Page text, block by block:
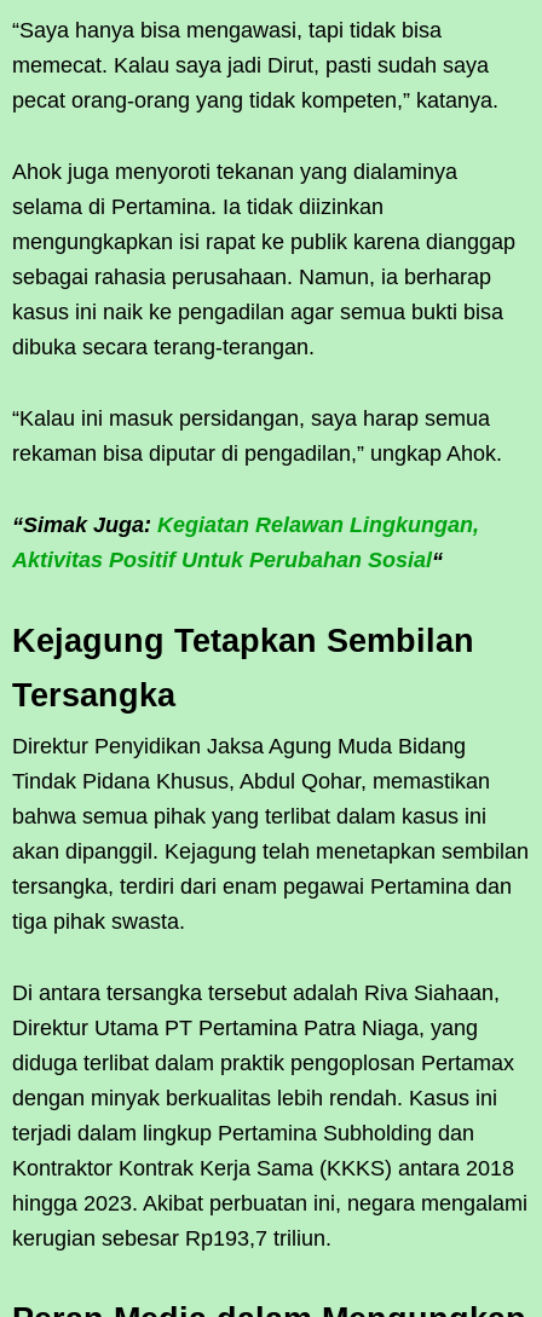
“Saya hanya bisa mengawasi, tapi tidak bisa
memecat. Kalau saya jadi Dirut, pasti sudah saya
pecat orang-orang yang tidak kompeten,” katanya.
Ahok juga menyoroti tekanan yang dialaminya
selama di Pertamina. Ia tidak diizinkan
mengungkapkan isi rapat ke publik karena dianggap
sebagai rahasia perusahaan. Namun, ia berharap
kasus ini naik ke pengadilan agar semua bukti bisa
dibuka secara terang-terangan.
“Kalau ini masuk persidangan, saya harap semua
rekaman bisa diputar di pengadilan,” ungkap Ahok.
“Simak Juga: Kegiatan Relawan Lingkungan,
Aktivitas Positif Untuk Perubahan Sosial“
Kejagung Tetapkan Sembilan
Tersangka
Direktur Penyidikan Jaksa Agung Muda Bidang
Tindak Pidana Khusus, Abdul Qohar, memastikan
bahwa semua pihak yang terlibat dalam kasus ini
akan dipanggil. Kejagung telah menetapkan sembilan
tersangka, terdiri dari enam pegawai Pertamina dan
tiga pihak swasta.
Di antara tersangka tersebut adalah Riva Siahaan,
Direktur Utama PT Pertamina Patra Niaga, yang
diduga terlibat dalam praktik pengoplosan Pertamax
dengan minyak berkualitas lebih rendah. Kasus ini
terjadi dalam lingkup Pertamina Subholding dan
Kontraktor Kontrak Kerja Sama (KKKS) antara 2018
hingga 2023. Akibat perbuatan ini, negara mengalami
kerugian sebesar Rp193,7 triliun.